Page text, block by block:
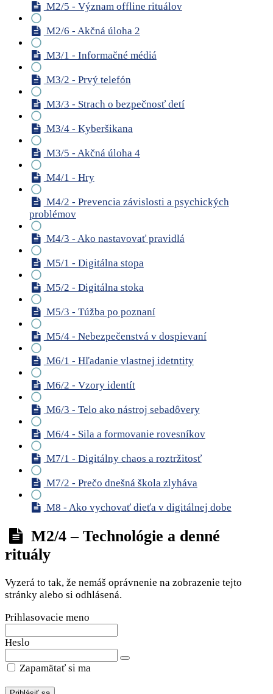
M2/5 - Význam offline rituálov
M2/6 - Akčná úloha 2
M3/1 - Informačné médiá
M3/2 - Prvý telefón
M3/3 - Strach o bezpečnosť detí
M3/4 - Kyberšikana
M3/5 - Akčná úloha 4
M4/1 - Hry
M4/2 - Prevencia závislosti a psychických
problémov
M4/3 - Ako nastavovať pravidlá
M5/1 - Digitálna stopa
M5/2 - Digitálna stoka
M5/3 - Túžba po poznaní
M5/4 - Nebezpečenstvá v dospievaní
M6/1 - Hľadanie vlastnej idetntity
M6/2 - Vzory identít
M6/3 - Telo ako nástroj sebadôvery
M6/4 - Sila a formovanie rovesníkov
M7/1 - Digitálny chaos a roztržitosť
M7/2 - Prečo dnešná škola zlyháva
M8 - Ako vychovať dieťa v digitálnej dobe
M2/4 – Technológie a denné
rituály
Vyzerá to tak, že nemáš oprávnenie na zobrazenie tejto
stránky alebo si odhlásená.
Prihlasovacie meno
Heslo
Zapamätať si ma